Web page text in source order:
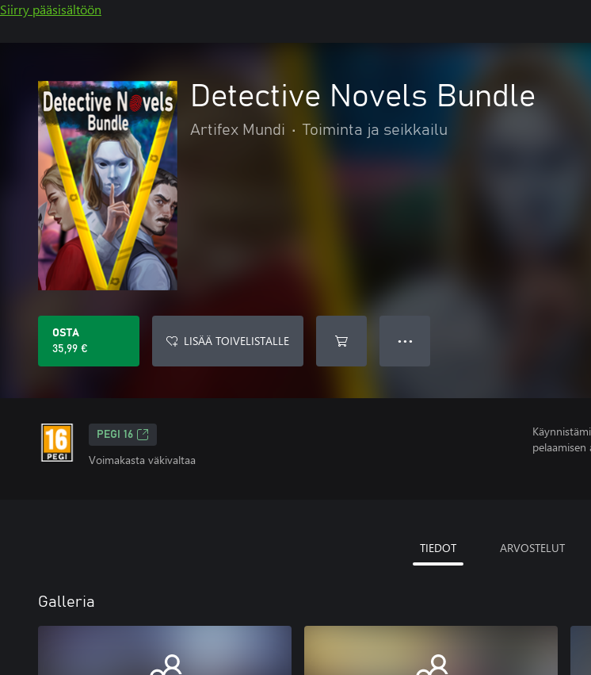
Siirry pääsisältöön
Detective Novels Bundle
Artifex Mundi • Toiminta ja seikkailu
OSTA
35,99 €
LISÄÄ TOIVELISTALLE ● ● ●
PEGI 16
Voimakasta väkivaltaa
pelaamisen
TIEDOT ARVOSTELUT
Galleria